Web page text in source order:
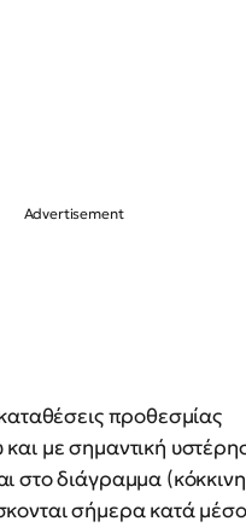
προθεσμίας
με σημαντική
στο διάγραμμα (κόκκινη
σήμερα κατά